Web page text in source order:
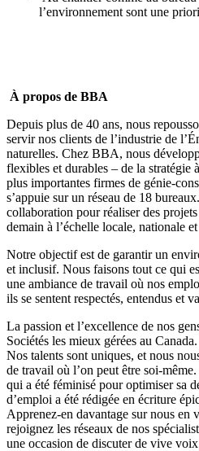
l’environnement sont une
À propos de BBA
Depuis plus de 40 ans, nous
servir nos clients de l’industrie de
naturelles. Chez BBA, nous
flexibles et durables – de la stratégie
plus importantes firmes de génie-
s’appuie sur un réseau de 18
collaboration pour réaliser des
demain à l’échelle locale, nationale
Notre objectif est de garantir un
et inclusif. Nous faisons tout ce qui
une ambiance de travail où nos
ils se sentent respectés, entendus et
La passion et l’excellence de nos
Sociétés les mieux gérées au Canada.
Nos talents sont uniques, et nous
de travail où l’on peut être soi-même
qui a été féminisé pour optimiser sa
d’emploi a été rédigée en écriture
Apprenez-en davantage sur nous en
rejoignez les réseaux de nos
une occasion de discuter de vive